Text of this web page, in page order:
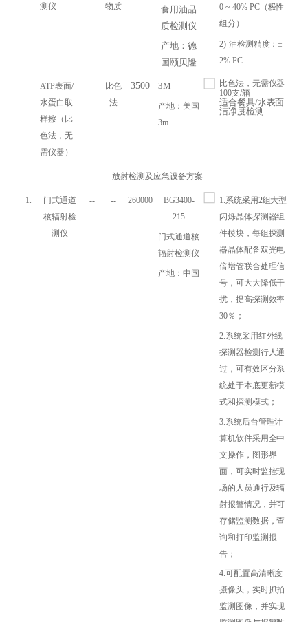
测仪
物质
食用油品
质检测仪
产地：德
国颐贝隆
0 ~ 40% PC（极性
组分）
2) 油检测精度：±
2% PC
ATP表面/
水蛋白取
样擦（比
色法，无
需仪器）
--
比色
法
3500 3M
产地：美国
3m
比色法，无需仪器
100支/箱
适合餐具/水表面
洁净度检测
放射检测及应急设备方案
1.
门式通道
核辐射检
测仪
-- -- 260000
BG3400-
215
门式通道核
辐射检测仪
产地：中国
1.系统采用2组大型
闪烁晶体探测器组
件模块，每组探测
器晶体配备双光电
倍增管联合处理信
号，可大大降低干
扰，提高探测效率
30％；
2.系统采用红外线
探测器检测行人通
过，可有效区分系
统处于本底更新模
式和探测模式；
3.系统后台管理计
算机软件采用全中
文操作，图形界
面，可实时监控现
场的人员通行及辐
射报警情况，并可
存储监测数据，查
询和打印监测报
告；
4.可配置高清晰度
摄像头，实时抓拍
监测图像，并实现